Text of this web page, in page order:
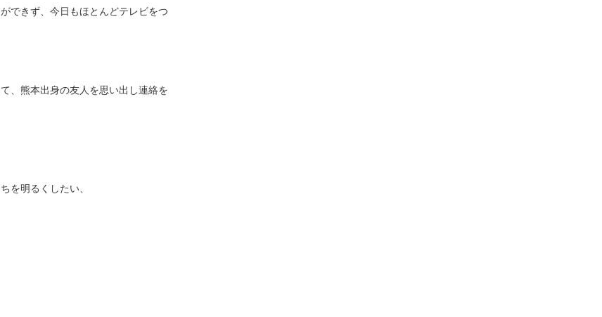
できず、今日もほとんどテレビをつ
、熊本出身の友人を思い出し連絡を
を明るくしたい、